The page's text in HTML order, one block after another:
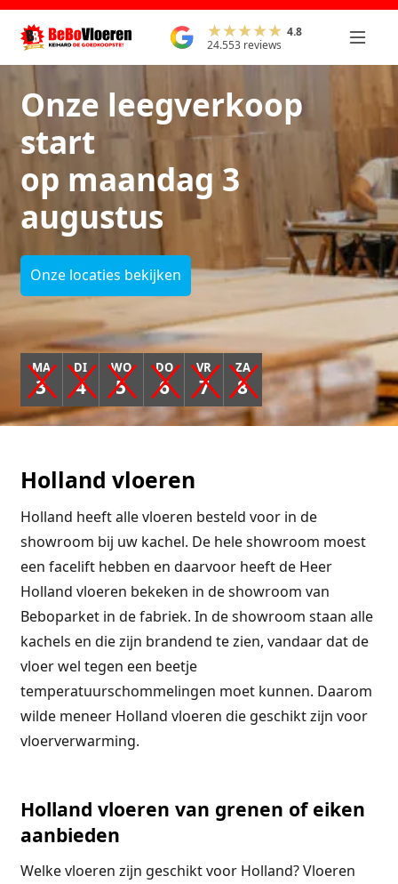
4.8
24.553 reviews
Onze leegverkoop
start
op maandag 3
augustus
Onze locaties bekijken
MA
3
DI
4
WO
5
DO
6
VR
7
ZA
8
Holland vloeren
Holland heeft alle vloeren besteld voor in de
showroom bij uw kachel. De hele showroom moest
een facelift hebben en daarvoor heeft de Heer
Holland vloeren bekeken in de showroom van
Beboparket in de fabriek. In de showroom staan alle
kachels en die zijn brandend te zien, vandaar dat de
vloer wel tegen een beetje
temperatuurschommelingen moet kunnen. Daarom
wilde meneer Holland vloeren die geschikt zijn voor
vloerverwarming.
Holland vloeren van grenen of eiken
aanbieden
Welke vloeren zijn geschikt voor Holland? Vloeren